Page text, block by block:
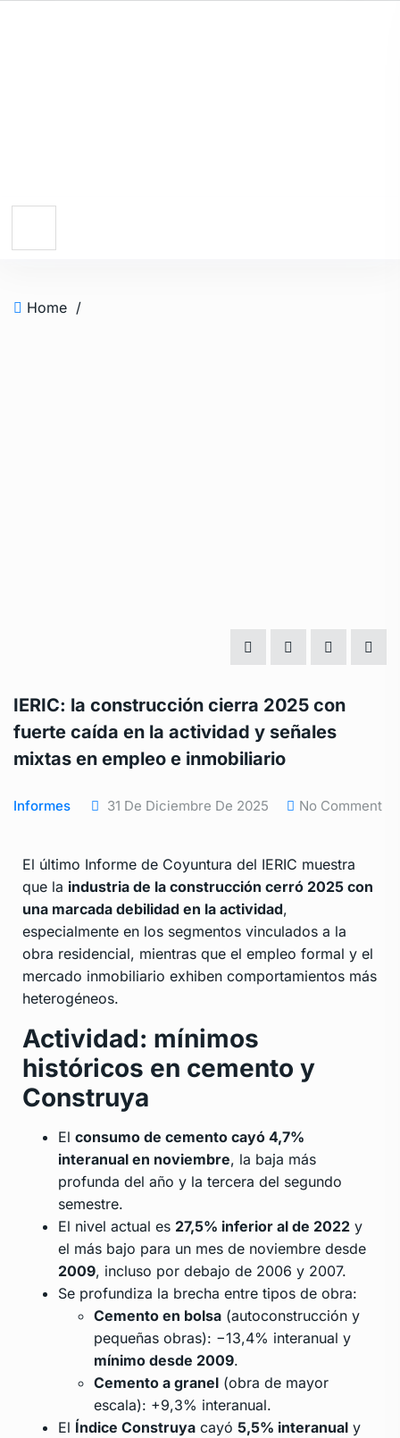
Home /
IERIC: la construcción cierra 2025 con
fuerte caída en la actividad y señales
mixtas en empleo e inmobiliario
Informes 31 De Diciembre De 2025 No Comment
El último Informe de Coyuntura del IERIC muestra
que la industria de la construcción cerró 2025 con
una marcada debilidad en la actividad,
especialmente en los segmentos vinculados a la
obra residencial, mientras que el empleo formal y el
mercado inmobiliario exhiben comportamientos más
heterogéneos.
Actividad: mínimos
históricos en cemento y
Construya
El consumo de cemento cayó 4,7%
interanual en noviembre, la baja más
profunda del año y la tercera del segundo
semestre.
El nivel actual es 27,5% inferior al de 2022 y
el más bajo para un mes de noviembre desde
2009, incluso por debajo de 2006 y 2007.
Se profundiza la brecha entre tipos de obra:
Cemento en bolsa (autoconstrucción y
pequeñas obras): −13,4% interanual y
mínimo desde 2009.
Cemento a granel (obra de mayor
escala): +9,3% interanual.
El Índice Construya cayó 5,5% interanual y